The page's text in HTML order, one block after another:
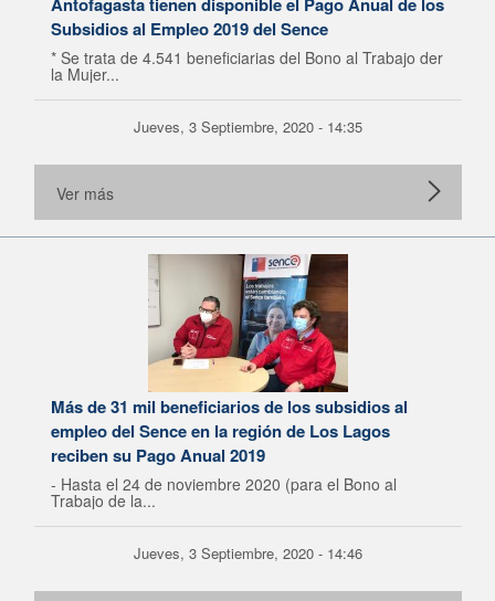
Subsidios al Empleo 2019 del Sence
* Se trata de 4.541 beneficiarias del Bono al Trabajo der
la Mujer...
Jueves, 3 Septiembre, 2020 - 14:35
Ver más
Más de 31 mil beneficiarios de los subsidios al
empleo del Sence en la región de Los Lagos
reciben su Pago Anual 2019
- Hasta el 24 de noviembre 2020 (para el Bono al
Trabajo de la...
Jueves, 3 Septiembre, 2020 - 14:46